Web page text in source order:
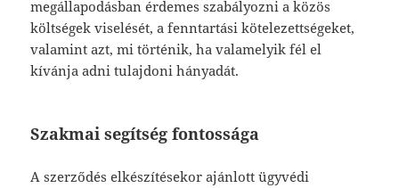
megállapodásban érdemes szabályozni a közös
költségek viselését, a fenntartási kötelezettségeket,
valamint azt, mi történik, ha valamelyik fél el
kívánja adni tulajdoni hányadát.
Szakmai segítség fontossága
A szerződés elkészítésekor ajánlott ügyvédi